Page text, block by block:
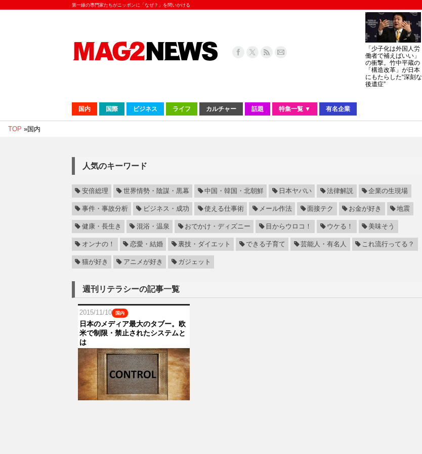
第一線の専門家たちがニッポンに「なぜ？」を問いかける
「少子化は外国人労
働者で補えばいい」
の衝撃。竹中平蔵の
「構造改革」が日本
にもたらした“深刻な
後遺症”
国内 国際 ビジネス ライフ カルチャー 話題 特集一覧 ▼ 有名企業
TOP »国内
人気のキーワード
安倍総理 世界情勢・陰謀・黒幕 中国・韓国・北朝鮮 日本ヤバい 法律解説 企業の生現場
事件・事故分析 ビジネス・成功 使える仕事術 メール作法 面接テク お金が好き 地震
健康・長生き 混浴・温泉 おでかけ・ディズニー 目からウロコ！ ウケる！ 美味そう
オンナの！ 恋愛・結婚 裏技・ダイエット できる子育て 芸能人・有名人 これ流行ってる？
猫が好き アニメが好き ガジェット
週刊リテラシーの記事一覧
2015/11/10 国内
日本のメディア最大のタブー。欧
米で制限・禁止されたシステムと
は